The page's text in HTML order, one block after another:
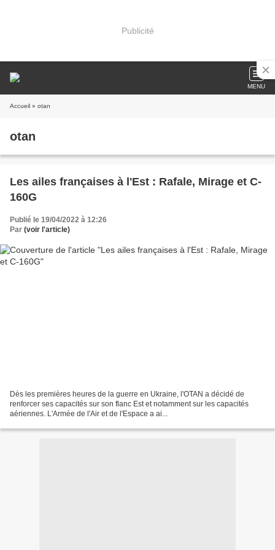
Publicité
MENU
Accueil » otan
otan
Les ailes françaises à l'Est : Rafale, Mirage et C-
160G
Publié le 19/04/2022 à 12:26
Par (voir l'article)
Dès les premières heures de la guerre en Ukraine, l'OTAN a décidé de
renforcer ses capacités sur son flanc Est et notamment sur les capacités
aériennes. L'Armée de l'Air et de l'Espace a ai...